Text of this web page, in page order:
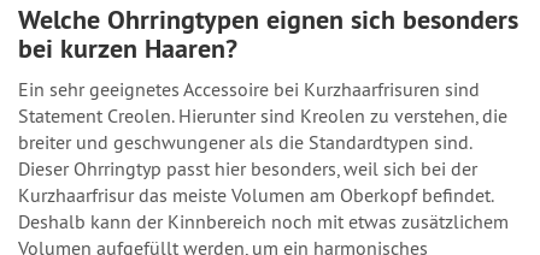
Welche Ohrringtypen eignen sich besonders
bei kurzen Haaren?
Ein sehr geeignetes Accessoire bei Kurzhaarfrisuren sind
Statement Creolen. Hierunter sind Kreolen zu verstehen, die
breiter und geschwungener als die Standardtypen sind.
Dieser Ohrringtyp passt hier besonders, weil sich bei der
Kurzhaarfrisur das meiste Volumen am Oberkopf befindet.
Deshalb kann der Kinnbereich noch mit etwas zusätzlichem
Volumen aufgefüllt werden, um ein harmonisches